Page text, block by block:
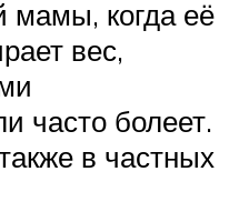
мамы, когда её
вес,
часто болеет.
в частных